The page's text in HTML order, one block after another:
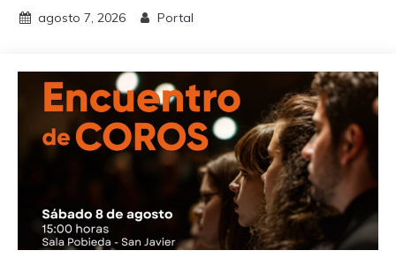
agosto 7, 2026 Portal